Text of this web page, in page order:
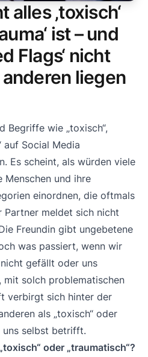
alles ‚toxisch‘
ist – und
Flags‘ nicht
liegen
Begriffe wie „toxisch“,
auf Social Media
Es scheint, als würden viele
Menschen und ihre
einordnen, die oftmals
meldet sich nicht
Freundin gibt ungebetene
was passiert, wenn wir
gefällt oder uns
solch problematischen
verbirgt sich hinter der
als „toxisch“ oder
uns selbst betrifft.
oder „traumatisch“?